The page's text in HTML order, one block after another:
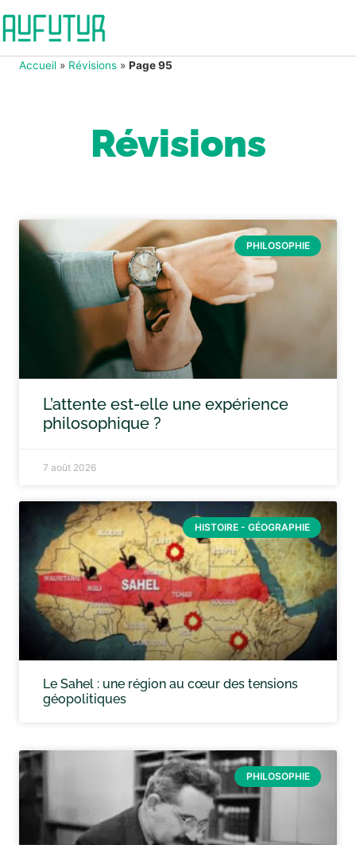
Accueil » Révisions » Page 95
Révisions
PHILOSOPHIE
L’attente est-elle une expérience
philosophique ?
7 août 2026
HISTOIRE - GÉOGRAPHIE
Le Sahel : une région au cœur des tensions
géopolitiques
PHILOSOPHIE